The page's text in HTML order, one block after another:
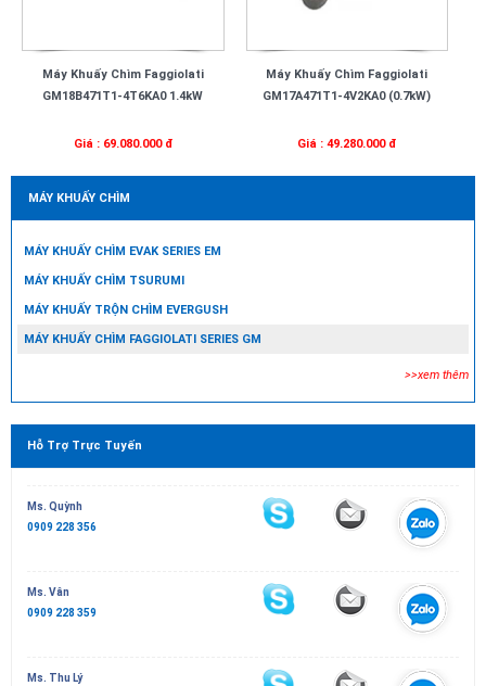
Máy Khuấy Chìm Faggiolati
GM18B471T1-4T6KA0 1.4kW
Giá : 69.080.000 đ
Máy Khuấy Chìm Faggiolati
GM17A471T1-4V2KA0 (0.7kW)
Giá : 49.280.000 đ
MÁY KHUẤY CHÌM
MÁY KHUẤY CHÌM EVAK SERIES EM
MÁY KHUẤY CHÌM TSURUMI
MÁY KHUẤY TRỘN CHÌM EVERGUSH
MÁY KHUẤY CHÌM FAGGIOLATI SERIES GM
>>xem thêm
Hỗ Trợ Trực Tuyến
Ms. Quỳnh
0909 228 356
Ms. Vân
0909 228 359
Ms. Thu Lý